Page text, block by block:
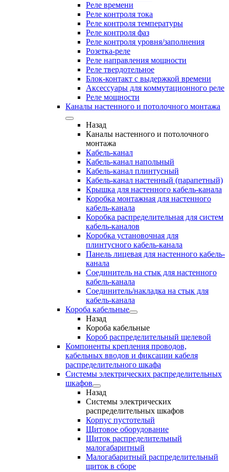
Реле времени
Реле контроля тока
Реле контроля температуры
Реле контроля фаз
Реле контроля уровня/заполнения
Розетка-реле
Реле направления мощности
Реле твердотельное
Блок-контакт с выдержкой времени
Аксессуары для коммутационного реле
Реле мощности
Каналы настенного и потолочного монтажа
Назад
Каналы настенного и потолочного
монтажа
Кабель-канал
Кабель-канал напольный
Кабель-канал плинтусный
Кабель-канал настенный (парапетный)
Крышка для настенного кабель-канала
Коробка монтажная для настенного
кабель-канала
Коробка распределительная для систем
кабель-каналов
Коробка установочная для
плинтусного кабель-канала
Панель лицевая для настенного кабель-
канала
Соединитель на стык для настенного
кабель-канала
Соединитель/накладка на стык для
кабель-канала
Короба кабельные
Назад
Короба кабельные
Короб распределительный щелевой
Компоненты крепления проводов,
кабельных вводов и фиксации кабеля
распределительного шкафа
Системы электрических распределительных
шкафов
Назад
Системы электрических
распределительных шкафов
Корпус пустотелый
Щитовое оборудование
Щиток распределительный
малогабаритный
Малогабаритный распределительный
щиток в сборе